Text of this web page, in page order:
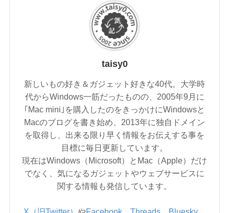
taisy0
新しいもの好き＆ガジェット好きな40代。大学時
代からWindows一筋だったものの、2005年9月に
｢Mac mini｣を購入したのをきっかけにWindowsと
Macのブログを書き始め、2013年に独自ドメイン
を取得し、出来る限り早く情報をお伝えする事を
目標に毎日更新しています。
現在はWindows（Microsoft）とMac（Apple）だけ
でなく、気になるガジェットやウェブサービスに
関する情報も発信しています。